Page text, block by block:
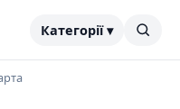
Категорії ▾